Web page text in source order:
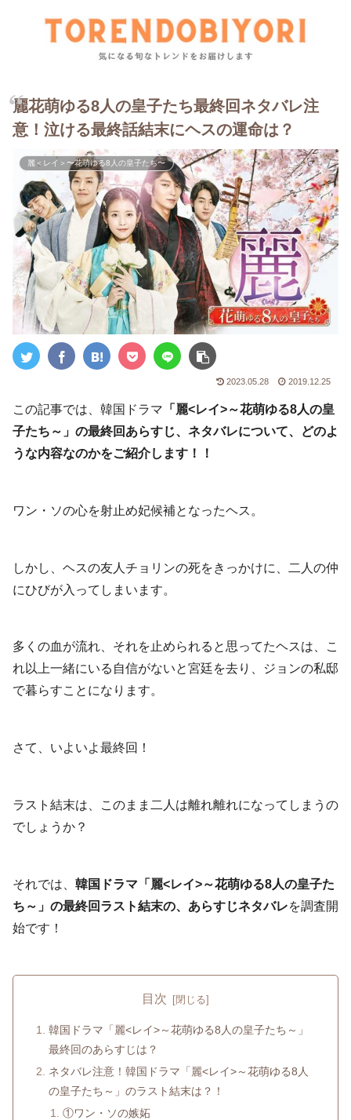
麗花萌ゆる8人の皇子たち最終回ネタバレ注
意！泣ける最終話結末にヘスの運命は？
麗＜レイ＞〜花萌ゆる8人の皇子たち〜
2023.05.28 2019.12.25
この記事では、韓国ドラマ 「麗<レイ>～花萌ゆる8人の皇
子たち～」の最終回あらすじ、ネタバレについて、どのよ
うな内容なのかをご紹介します！！
ワン・ソの心を射止め妃候補となったヘス。
しかし、ヘスの友人チョリンの死をきっかけに、二人の仲
にひびが入ってしまいます。
多くの血が流れ、それを止められると思ってたヘスは、こ
れ以上一緒にいる自信がないと宮廷を去り、ジョンの私邸
で暮らすことになります。
さて、いよいよ最終回！
ラスト結末は、このまま二人は離れ離れになってしまうの
でしょうか？
それでは、 韓国ドラマ「麗<レイ>～花萌ゆる8人の皇子た
ち～」の最終回ラスト結末の、あらすじネタバレを調査開
始です！
目次
韓国ドラマ「麗<レイ>～花萌ゆる8人の皇子たち～」
最終回のあらすじは？
ネタバレ注意！韓国ドラマ「麗<レイ>～花萌ゆる8人
の皇子たち～」のラスト結末は？！
①ワン・ソの嫉妬